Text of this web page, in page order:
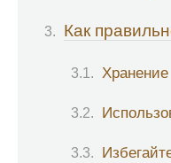
Как
Хранение